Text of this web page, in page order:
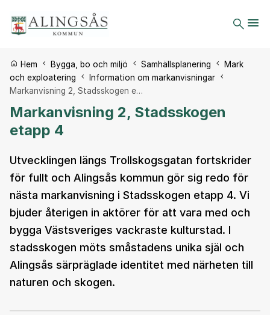
Du är här:
Hem Bygga, bo och miljö Samhällsplanering
Mark
och exploatering
Information om markanvisningar
Markanvisning 2, Stadsskogen e…
Markanvisning 2, Stadsskogen
etapp 4
Utvecklingen längs Trollskogsgatan fortskrider
för fullt och Alingsås kommun gör sig redo för
nästa markanvisning i Stadsskogen etapp 4. Vi
bjuder återigen in aktörer för att vara med och
bygga Västsveriges vackraste kulturstad. I
stadsskogen möts småstadens unika själ och
Alingsås särpräglade identitet med närheten till
naturen och skogen.